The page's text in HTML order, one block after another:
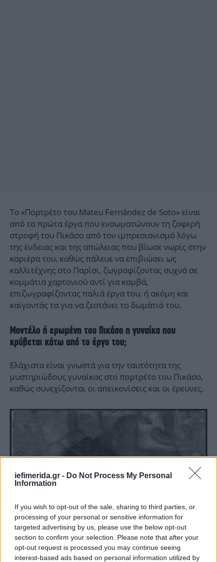
iefimerida.gr - Do Not Process My Personal
Information
If you wish to opt-out of the sale, sharing to third parties, or
processing of your personal or sensitive information for
targeted advertising by us, please use the below opt-out
section to confirm your selection. Please note that after your
opt-out request is processed you may continue seeing
interest-based ads based on personal information utilized by
Το «Πορτρέτο του Mateu Fernández de Soto» είναι
από τα πρώτα έργα που ενσωματώνουν τη ζοφερή
στροφή του Πικάσο από τον ιμπρεσιονισμό λόγω
της ένδειας και της απώλειας που βίωσε νωρίς στην
καριέρα του, καθώς πάλευε να επιβιώσει ως
καλλιτέχνης στο Παρίσι, ζωγραφίζοντας συχνά σε
κομμάτια χαρτονιού αντί για καμβά,
επιζωγραφίζοντας παλιά έργα του, ή ακόμη και
καίγοντάς τα για να ζεστάνει το δωμάτιό του.
Μοντέλο ή ερωμένη του Πικάσο η γυναίκα που
κρύβεται κάτω από το έργο του;
Ελάχιστα είναι γνωστά για την ταυτότητα της
μυστηριώδους γυναίκας στο πορτρέτο του Πικάσο,
καθώς συνεχίζονται οι απεικονίσεις και οι έρευνες.